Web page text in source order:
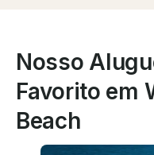
Nosso
Favorito em
Beach